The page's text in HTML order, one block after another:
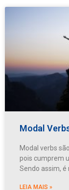
Modal
Modal verbs
pois cumprem
Sendo assim, é
LEIA MAIS »